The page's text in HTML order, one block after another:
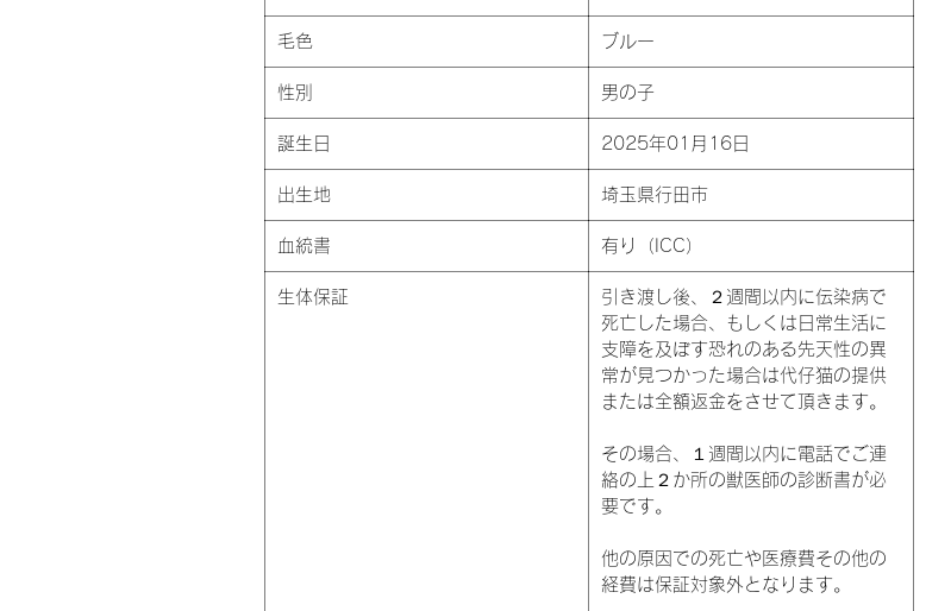
毛色 ブルー
性別 男の子
誕生日 2025年01月16日
出生地 埼玉県行田市
血統書 有り（ICC）
生体保証
引き渡し後、２週間以内に伝染病で
死亡した場合、もしくは日常生活に
支障を及ぼす恐れのある先天性の異
常が見つかった場合は代仔猫の提供
または全額返金をさせて頂きます。
その場合、１週間以内に電話でご連
絡の上２か所の獣医師の診断書が必
要です。
他の原因での死亡や医療費その他の
経費は保証対象外となります。